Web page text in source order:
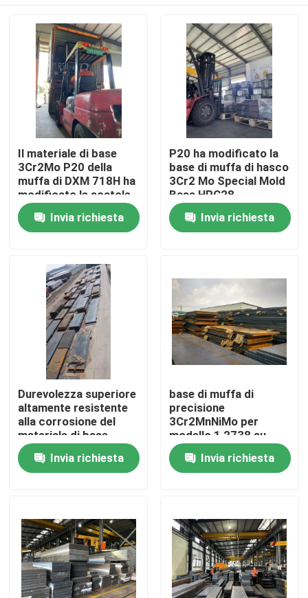
Casa
Video
Chi siamo
Fatory Tour
Controllo di qualità
Richiedere un preventivo
Base di muffa standard
Basi di muffa su ordinazione
Il materiale di base
3Cr2Mo P20 della
muffa di DXM 718H ha
modificato le scatole
di legno libere di
fumigazioneInvia richiesta
P20 ha modificato la
base di muffa di hasco
3Cr2 Mo Special Mold
Base HRC28
Invia richiesta
Durevolezza superiore
altamente resistente
alla corrosione del
materiale di base
P20+Ni della muffa
Invia richiesta
base di muffa di
precisione
3Cr2MnNiMo per
modello 1,2738 su
misura
Invia richiesta